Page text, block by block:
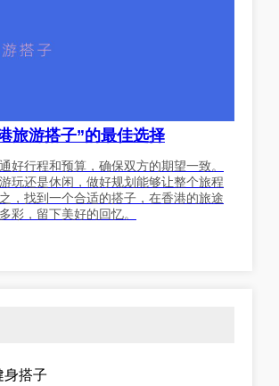
旅游搭子”的最佳选择
好行程和预算，确保双方的期望一致。
玩还是休闲，做好规划能够让整个旅程
，找到一个合适的搭子，在香港的旅途
彩，留下美好的回忆。
身搭子